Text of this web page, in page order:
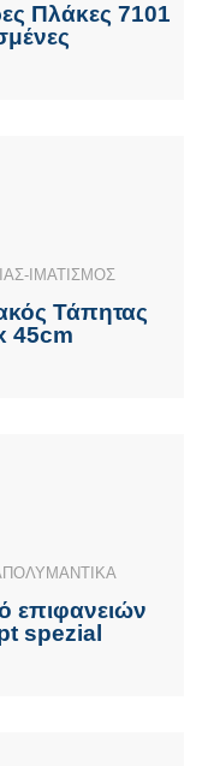
Πλάκες 7101
ΙΜΑΤΙΣΜΟΣ
Τάπητας
45cm
επιφανειών
spezial